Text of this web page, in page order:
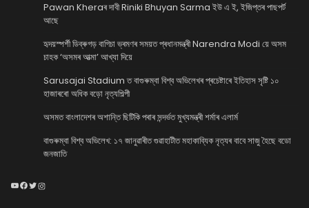
Pawan Kheraৰ দাবী Riniki Bhuyan Sarma ইউ এ ই, ইজিপ্তৰ পাছপৰ্ট
আছে
হৃদয়স্পৰ্শী ডিব্ৰুগড় বাগিচা ভ্ৰমণৰ সময়ত প্ৰধানমন্ত্ৰী Narendra Modi য়ে অসম
চাহক ‘অসমৰ আত্মা’ আখ্যা দিয়ে
Sarusajai Stadium ত বাগুৰুম্বা বিশ্ব অভিলেখৰ প্ৰচেষ্টাৰে ইতিহাস সৃষ্টি ১০
হাজাৰৰো অধিক বড়ো নৃত্যশিল্পী
অসমত বাংলাদেশৰ অশান্তি ছিটিকি পৰাৰ সন্দৰ্ভত মুখ্যমন্ত্ৰী শৰ্মাৰ এলাৰ্ম
বাগুৰুম্বা বিশ্ব অভিলেখ: ১৭ জানুৱাৰীত গুৱাহাটীত মহাকাব্যিক নৃত্যৰ বাবে সাজু হৈছে বডো
জনজাতি
YouTube
Facebook
Twitter
Instagram